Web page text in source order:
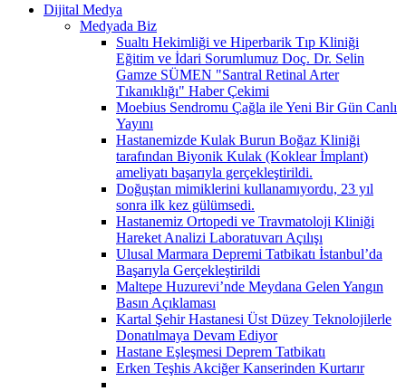
Dijital Medya
Medyada Biz
Sualtı Hekimliği ve Hiperbarik Tıp Kliniği
Eğitim ve İdari Sorumlumuz Doç. Dr. Selin
Gamze SÜMEN "Santral Retinal Arter
Tıkanıklığı" Haber Çekimi
Moebius Sendromu Çağla ile Yeni Bir Gün Canlı
Yayını
Hastanemizde Kulak Burun Boğaz Kliniği
tarafından Biyonik Kulak (Koklear İmplant)
ameliyatı başarıyla gerçekleştirildi.
Doğuştan mimiklerini kullanamıyordu, 23 yıl
sonra ilk kez gülümsedi.
Hastanemiz Ortopedi ve Travmatoloji Kliniği
Hareket Analizi Laboratuvarı Açılışı
Ulusal Marmara Depremi Tatbikatı İstanbul’da
Başarıyla Gerçekleştirildi
Maltepe Huzurevi’nde Meydana Gelen Yangın
Basın Açıklaması
Kartal Şehir Hastanesi Üst Düzey Teknolojilerle
Donatılmaya Devam Ediyor
Hastane Eşleşmesi Deprem Tatbikatı
Erken Teşhis Akciğer Kanserinden Kurtarır